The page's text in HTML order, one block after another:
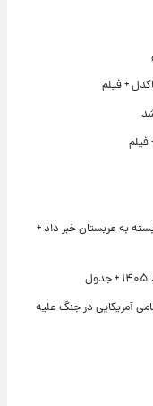
+ فیلم
فیلم
به عربستان خبر داد +
آمریکایی در جنگ علیه